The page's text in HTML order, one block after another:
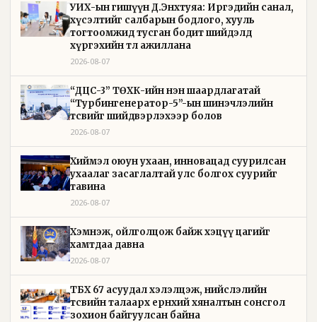
УИХ-ын гишүүн Д.Энхтуяа: Иргэдийн санал,
хүсэлтийг салбарын бодлого, хууль
тогтоомжид тусган бодит шийдэлд
хүргэхийн төлөө ажиллана
2026-08-07
“ДЦС-3” ТӨХК-ийн нэн шаардлагатай
“Турбингенератор-5”-ын шинэчлэлийн
төсвийг шийдвэрлэхээр болов
2026-08-07
Хиймэл оюун ухаан, инновацад суурилсан
ухаалаг засаглалтай улс болгох суурийг
тавина
2026-08-07
Хэмнэж, ойлголцож байж хэцүү цагийг
хамтдаа давна
2026-08-07
ТБХ 67 асуудал хэлэлцэж, нийслэлийн
төсвийн талаарх ерөнхий хяналтын сонсгол
зохион байгуулсан байна